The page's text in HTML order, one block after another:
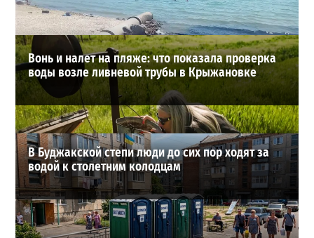
ВИБОР РЕДАКЦИИ
Вонь и налет на пляже: что показала проверка
воды возле ливневой трубы в Крыжановке
В Буджакской степи люди до сих пор ходят за
водой к столетним колодцам